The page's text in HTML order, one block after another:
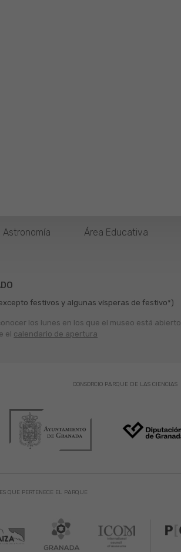
Astronomía Área Educativa
festivos y algunas vísperas de festivo*)
los lunes en los que el museo está abierto
el calendario de apertura
QUE PERTENECE EL PARQUE
CONSORCIO PARQUE DE LAS CIENCIAS